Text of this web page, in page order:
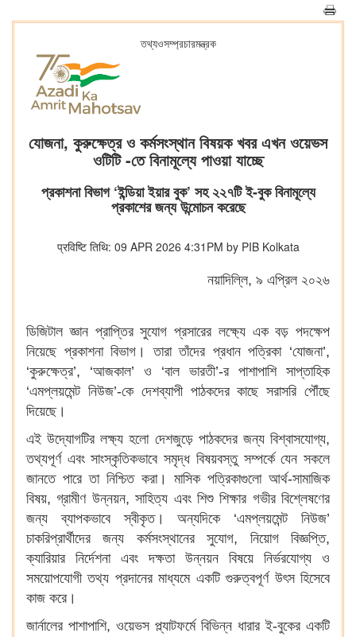
তথ্যওসম্প্রচারমন্ত্রক
যোজনা, কুরুক্ষেত্র ও কর্মসংস্থান বিষয়ক খবর এখন ওয়েভস
ওটিটি -তে বিনামূল্যে পাওয়া যাচ্ছে
প্রকাশনা বিভাগ ‘ইন্ডিয়া ইয়ার বুক’ সহ ২২৭টি ই-বুক বিনামূল্যে
প্রকাশের জন্য উন্মোচন করেছে
प्रविष्टि तिथि: 09 APR 2026 4:31PM by PIB Kolkata
নয়াদিল্লি, ৯ এপ্রিল ২০২৬
ডিজিটাল জ্ঞান প্রাপ্তির সুযোগ প্রসারের লক্ষ্যে এক বড় পদক্ষেপ
নিয়েছে প্রকাশনা বিভাগ। তারা তাঁদের প্রধান পত্রিকা ‘যোজনা’,
‘কুরুক্ষেত্র’, ‘আজকাল’ ও ‘বাল ভারতী’-র পাশাপাশি সাপ্তাহিক
‘এমপ্লয়মেন্ট নিউজ’-কে দেশব্যাপী পাঠকদের কাছে সরাসরি পৌঁছে
দিয়েছে।
এই উদ্যোগটির লক্ষ্য হলো দেশজুড়ে পাঠকদের জন্য বিশ্বাসযোগ্য,
তথ্যপূর্ণ এবং সাংস্কৃতিকভাবে সমৃদ্ধ বিষয়বস্তু সম্পর্কে যেন সকলে
জানতে পারে তা নিশ্চিত করা। মাসিক পত্রিকাগুলো আর্থ-সামাজিক
বিষয়, গ্রামীণ উন্নয়ন, সাহিত্য এবং শিশু শিক্ষার গভীর বিশ্লেষণের
জন্য ব্যাপকভাবে স্বীকৃত। অন্যদিকে ‘এমপ্লয়মেন্ট নিউজ’
চাকরিপ্রার্থীদের জন্য কর্মসংস্থানের সুযোগ, নিয়োগ বিজ্ঞপ্তি,
ক্যারিয়ার নির্দেশনা এবং দক্ষতা উন্নয়ন বিষয়ে নির্ভরযোগ্য ও
সময়োপযোগী তথ্য প্রদানের মাধ্যমে একটি গুরুত্বপূর্ণ উৎস হিসেবে
কাজ করে।
জার্নালের পাশাপাশি, ওয়েভস প্ল্যাটফর্মে বিভিন্ন ধারার ই-বুকের একটি